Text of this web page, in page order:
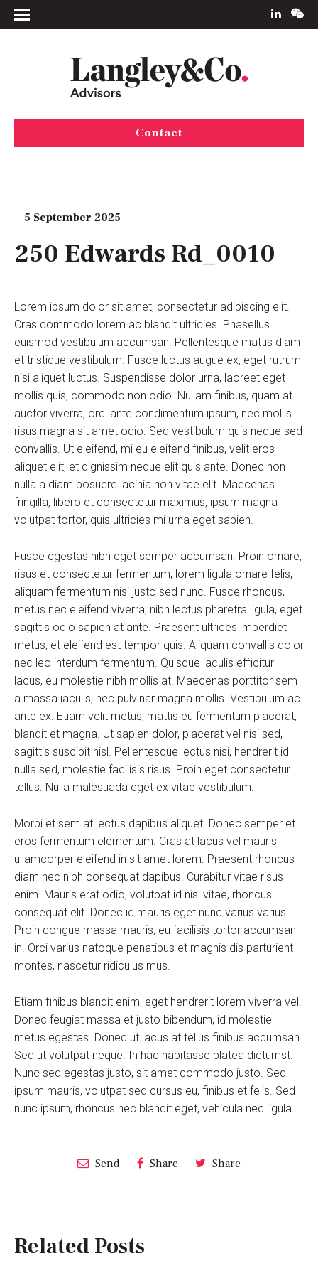
Contact
5 September 2025
250 Edwards Rd_0010
Lorem ipsum dolor sit amet, consectetur adipiscing elit.
Cras commodo lorem ac blandit ultricies. Phasellus
euismod vestibulum accumsan. Pellentesque mattis diam
et tristique vestibulum. Fusce luctus augue ex, eget rutrum
nisi aliquet luctus. Suspendisse dolor urna, laoreet eget
mollis quis, commodo non odio. Nullam finibus, quam at
auctor viverra, orci ante condimentum ipsum, nec mollis
risus magna sit amet odio. Sed vestibulum quis neque sed
convallis. Ut eleifend, mi eu eleifend finibus, velit eros
aliquet elit, et dignissim neque elit quis ante. Donec non
nulla a diam posuere lacinia non vitae elit. Maecenas
fringilla, libero et consectetur maximus, ipsum magna
volutpat tortor, quis ultricies mi urna eget sapien.
Fusce egestas nibh eget semper accumsan. Proin ornare,
risus et consectetur fermentum, lorem ligula ornare felis,
aliquam fermentum nisi justo sed nunc. Fusce rhoncus,
metus nec eleifend viverra, nibh lectus pharetra ligula, eget
sagittis odio sapien at ante. Praesent ultrices imperdiet
metus, et eleifend est tempor quis. Aliquam convallis dolor
nec leo interdum fermentum. Quisque iaculis efficitur
lacus, eu molestie nibh mollis at. Maecenas porttitor sem
a massa iaculis, nec pulvinar magna mollis. Vestibulum ac
ante ex. Etiam velit metus, mattis eu fermentum placerat,
blandit et magna. Ut sapien dolor, placerat vel nisi sed,
sagittis suscipit nisl. Pellentesque lectus nisi, hendrerit id
nulla sed, molestie facilisis risus. Proin eget consectetur
tellus. Nulla malesuada eget ex vitae vestibulum.
Morbi et sem at lectus dapibus aliquet. Donec semper et
eros fermentum elementum. Cras at lacus vel mauris
ullamcorper eleifend in sit amet lorem. Praesent rhoncus
diam nec nibh consequat dapibus. Curabitur vitae risus
enim. Mauris erat odio, volutpat id nisl vitae, rhoncus
consequat elit. Donec id mauris eget nunc varius varius.
Proin congue massa mauris, eu facilisis tortor accumsan
in. Orci varius natoque penatibus et magnis dis parturient
montes, nascetur ridiculus mus.
Etiam finibus blandit enim, eget hendrerit lorem viverra vel.
Donec feugiat massa et justo bibendum, id molestie
metus egestas. Donec ut lacus at tellus finibus accumsan.
Sed ut volutpat neque. In hac habitasse platea dictumst.
Nunc sed egestas justo, sit amet commodo justo. Sed
ipsum mauris, volutpat sed cursus eu, finibus et felis. Sed
nunc ipsum, rhoncus nec blandit eget, vehicula nec ligula.
Send Share Share
Related Posts